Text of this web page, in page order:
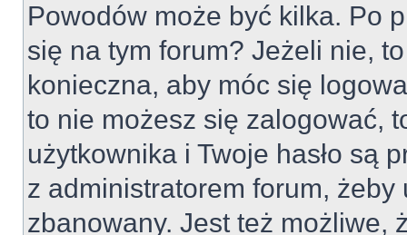
Powodów może być kilka. Po
się na tym forum? Jeżeli nie,
konieczna, aby móc się
to nie możesz się zalogować,
użytkownika i Twoje hasło są
z administratorem forum, żeby
zbanowany. Jest też możliwe,